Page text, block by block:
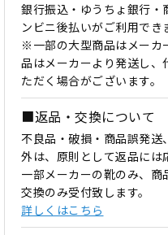
銀行振込・ゆうちょ銀行・
ンビニ後払いがご利用でき
※一部の大型商品はメーカ
品はメーカーより発送し、
ただく場合がございます。
■返品・交換について
不良品・破損・商品誤発送
外は、原則として返品には
一部メーカーの靴のみ、
交換のみ受付致します。
詳しくはこちら